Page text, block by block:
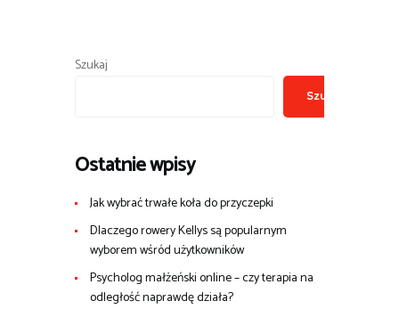
Szukaj
Szukaj
Ostatnie wpisy
Jak wybrać trwałe koła do przyczepki
Dlaczego rowery Kellys są popularnym
wyborem wśród użytkowników
Psycholog małżeński online – czy terapia na
odległość naprawdę działa?